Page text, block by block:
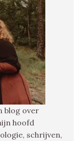
blog over
hoofd
schrijven,